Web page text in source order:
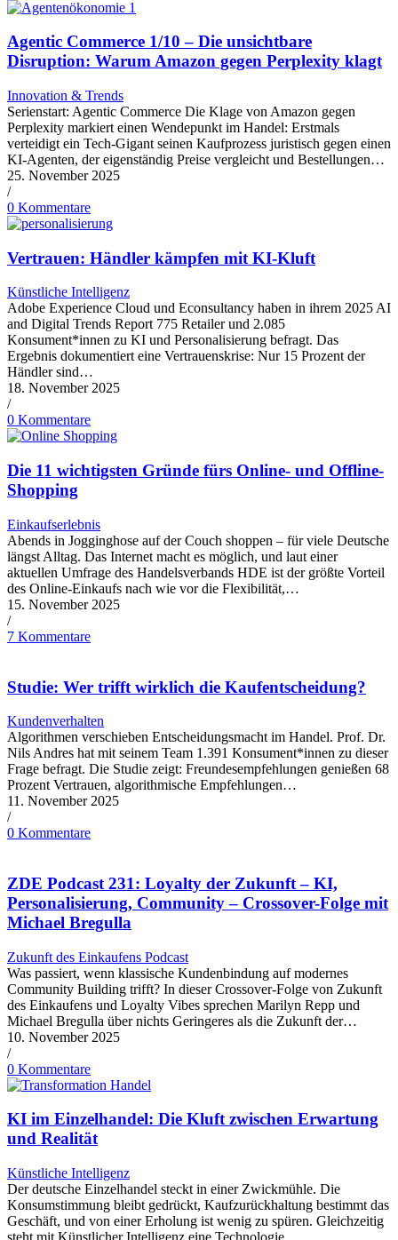
Agentic Commerce 1/10 – Die unsichtbare
Disruption: Warum Amazon gegen Perplexity klagt
Innovation & Trends
Serienstart: Agentic Commerce Die Klage von Amazon gegen
Perplexity markiert einen Wendepunkt im Handel: Erstmals
verteidigt ein Tech-Gigant seinen Kaufprozess juristisch gegen einen
KI-Agenten, der eigenständig Preise vergleicht und Bestellungen…
25. November 2025
/
0 Kommentare
Vertrauen: Händler kämpfen mit KI-Kluft
Künstliche Intelligenz
Adobe Experience Cloud und Econsultancy haben in ihrem 2025 AI
and Digital Trends Report 775 Retailer und 2.085
Konsument*innen zu KI und Personalisierung befragt. Das
Ergebnis dokumentiert eine Vertrauenskrise: Nur 15 Prozent der
Händler sind…
18. November 2025
/
0 Kommentare
Die 11 wichtigsten Gründe fürs Online- und Offline-
Shopping
Einkaufserlebnis
Abends in Jogginghose auf der Couch shoppen – für viele Deutsche
längst Alltag. Das Internet macht es möglich, und laut einer
aktuellen Umfrage des Handelsverbands HDE ist der größte Vorteil
des Online-Einkaufs nach wie vor die Flexibilität,…
15. November 2025
/
7 Kommentare
Studie: Wer trifft wirklich die Kaufentscheidung?
Kundenverhalten
Algorithmen verschieben Entscheidungsmacht im Handel. Prof. Dr.
Nils Andres hat mit seinem Team 1.391 Konsument*innen zu dieser
Frage befragt. Die Studie zeigt: Freundesempfehlungen genießen 68
Prozent Vertrauen, algorithmische Empfehlungen…
11. November 2025
/
0 Kommentare
ZDE Podcast 231: Loyalty der Zukunft – KI,
Personalisierung, Community – Crossover-Folge mit
Michael Bregulla
Zukunft des Einkaufens Podcast
Was passiert, wenn klassische Kundenbindung auf modernes
Community Building trifft? In dieser Crossover-Folge von Zukunft
des Einkaufens und Loyalty Vibes sprechen Marilyn Repp und
Michael Bregulla über nichts Geringeres als die Zukunft der…
10. November 2025
/
0 Kommentare
KI im Einzelhandel: Die Kluft zwischen Erwartung
und Realität
Künstliche Intelligenz
Der deutsche Einzelhandel steckt in einer Zwickmühle. Die
Konsumstimmung bleibt gedrückt, Kaufzurückhaltung bestimmt das
Geschäft, und von einer Erholung ist wenig zu spüren. Gleichzeitig